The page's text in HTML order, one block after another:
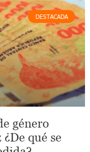
DESTACADA
género
qué se